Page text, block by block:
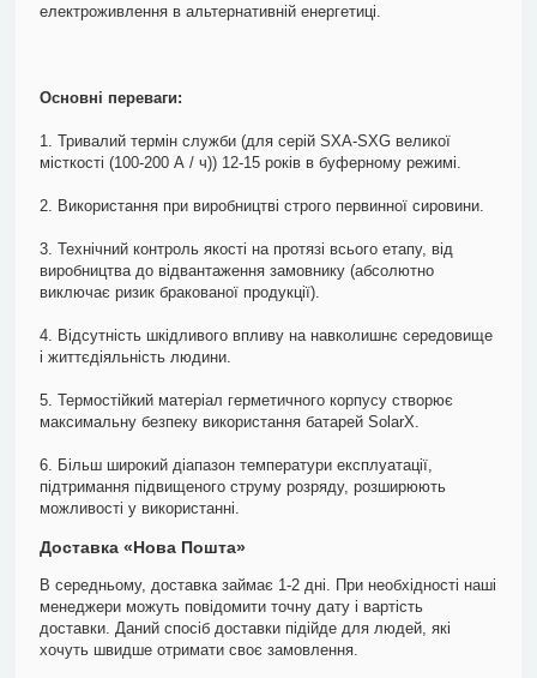
електроживлення в альтернативній енергетиці.
Основні переваги:
1. Тривалий термін служби (для серій SXA-SXG великої
місткості (100-200 А / ч)) 12-15 років в буферному режимі.
2. Використання при виробництві строго первинної сировини.
3. Технічний контроль якості на протязі всього етапу, від
виробництва до відвантаження замовнику (абсолютно
виключає ризик бракованої продукції).
4. Відсутність шкідливого впливу на навколишнє середовище
і життєдіяльність людини.
5. Термостійкий матеріал герметичного корпусу створює
максимальну безпеку використання батарей SolarX.
6. Більш широкий діапазон температури експлуатації,
підтримання підвищеного струму розряду, розширюють
можливості у використанні.
Доставка «Нова Пошта»
В середньому, доставка займає 1-2 дні. При необхідності наші
менеджери можуть повідомити точну дату і вартість
доставки. Даний спосіб доставки підійде для людей, які
хочуть швидше отримати своє замовлення.